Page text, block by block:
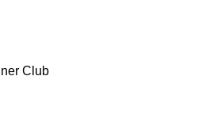
Club